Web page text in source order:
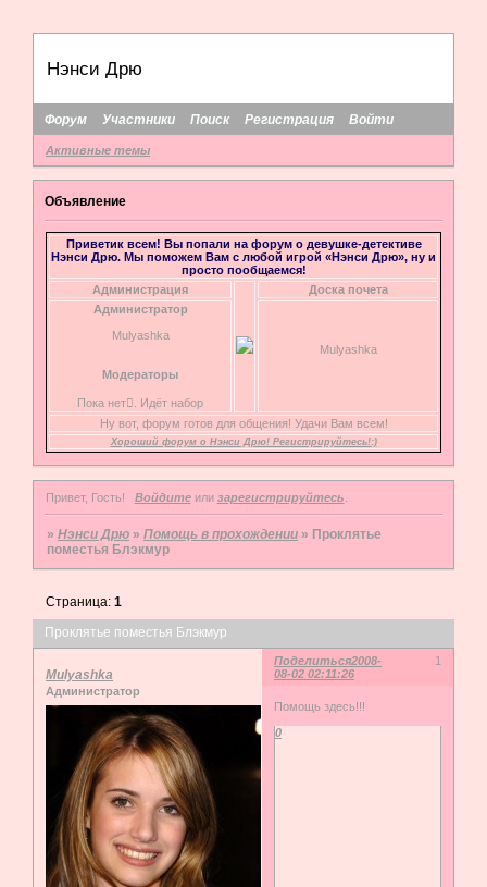
Нэнси Дрю
Форум Участники Поиск Регистрация Войти
Активные темы
Объявление
Приветик всем! Вы попали на форум о девушке-детективе
Нэнси Дрю. Мы поможем Вам с любой игрой «Нэнси Дрю», ну и
просто пообщаемся!
Администрация
Доска почета
Администратор
Mulyashka
Модераторы
Пока нет. Идёт набор
Mulyashka
Ну вот, форум готов для общения! Удачи Вам всем!
Хороший форум о Нэнси Дрю! Регистрируйтесь!:)
Привет, Гость! Войдитеили зарегистрируйтесь
»Нэнси Дрю »Помощь в прохождении » Проклятье
поместья Блэкмур
Проклятье поместья Блэкмур
Страница:1
Поделиться 1
2008-
08-02 02:11:26
Mulyashka
Администратор
Помощь здесь!!!
0